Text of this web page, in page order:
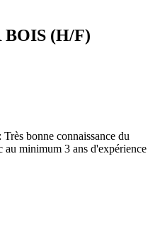
BOIS (H/F)
bonne connaissance du
au minimum 3 ans d'expérience